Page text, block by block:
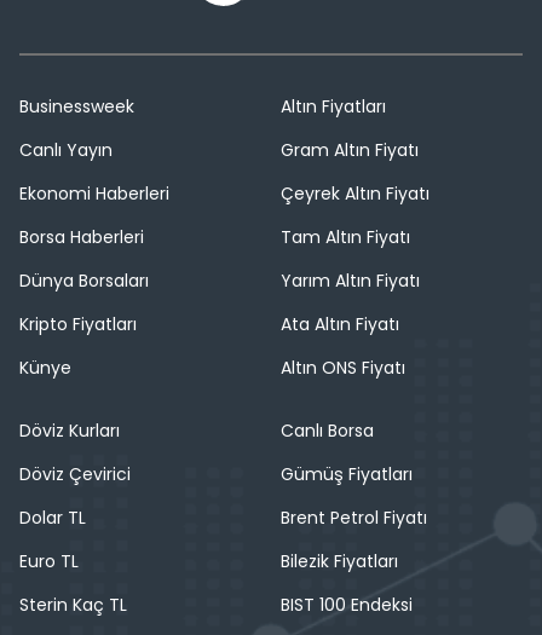
Businessweek
Canlı Yayın
Ekonomi Haberleri
Borsa Haberleri
Dünya Borsaları
Kripto Fiyatları
Künye
Altın Fiyatları
Gram Altın Fiyatı
Çeyrek Altın Fiyatı
Tam Altın Fiyatı
Yarım Altın Fiyatı
Ata Altın Fiyatı
Altın ONS Fiyatı
Döviz Kurları
Döviz Çevirici
Dolar TL
Euro TL
Sterin Kaç TL
Canlı Borsa
Gümüş Fiyatları
Brent Petrol Fiyatı
Bilezik Fiyatları
BIST 100 Endeksi